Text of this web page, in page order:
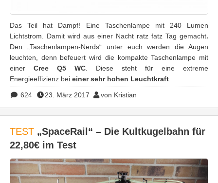
Das Teil hat Dampf! Eine Taschenlampe mit 240 Lumen
Lichtstrom. Damit wird aus einer Nacht ratz fatz Tag gemacht.
Den „Taschenlampen-Nerds“ unter euch werden die Augen
leuchten, denn befeuert wird die kompakte Taschenlampe mit
einer Cree Q5 WC . Diese steht für eine extreme
Energieeffizienz bei einer sehr hohen Leuchtkraft
624 23. März 2017 von Kristian
TEST „SpaceRail“ – Die Kultkugelbahn für
22,80€ im Test